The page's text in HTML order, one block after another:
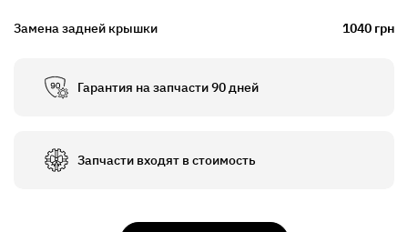
Замена задней крышки 1040 грн
Гарантия на запчасти 90 дней
Запчасти входят в стоимость